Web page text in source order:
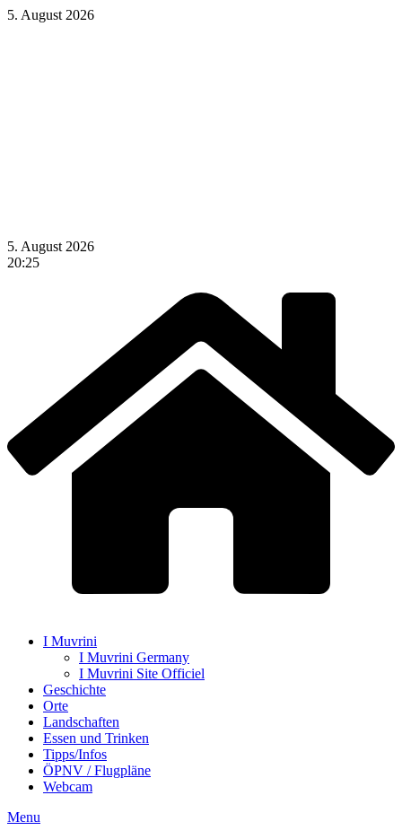
5. August 2026
5. August 2026
20:25
I Muvrini
I Muvrini Germany
I Muvrini Site Officiel
Geschichte
Orte
Landschaften
Essen und Trinken
Tipps/Infos
ÖPNV / Flugpläne
Webcam
Menu